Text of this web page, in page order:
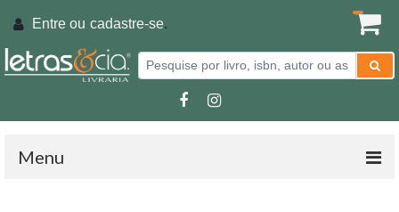
Entre ou cadastre-se.
Menu